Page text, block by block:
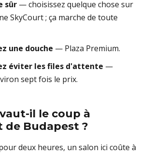
sûr — choisissez quelque chose sur
SkyCourt ; ça marche de toute
une douche — Plaza Premium.
éviter les files d'attente —
sept fois le prix.
il le coup à
de Budapest ?
deux heures, un salon ici coûte à